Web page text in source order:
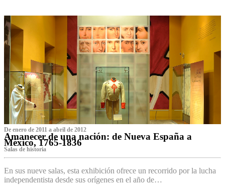
De enero de 2011 a abril de 2012
Amanecer de una nación: de Nueva España a
México, 1765-1836
Salas de historia
En sus nueve salas, esta exhibición ofrece un recorrido por la lucha
independentista desde sus orígenes en el año de…